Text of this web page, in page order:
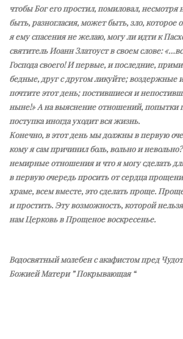
чтобы Бог его простил, помиловал,
быть, разногласия, может быть, зло, которое
я ему спасения не желаю, могу ли идти к
святитель Иоанн Златоуст в своем слове:
Господа своего! И первые, и последние,
бедные, друг с другом ликуйте; воздержные
почтите этот день; постившиеся и
ныне!» А на выяснение отношений, попытки
поступка иногда уходит вся жизнь.
Конечно, в этот день мы должны в первую
кому я сам причинил боль, вольно и
немирные отношения и что я могу сделать
в первую очередь просить от сердца
храме, всем вместе, это сделать проще.
и простить. Эту возможность, которой
нам Церковь в Прощеное воскресенье.
Водосвятный молебен с акафистом пред
Божией Матери ” Покрывающая “